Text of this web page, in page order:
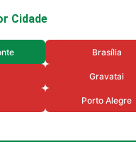
Cidade
Brasília
Gravatai
Porto Alegre